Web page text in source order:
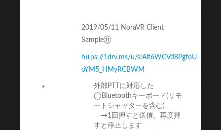
2019/05/11 NoraVR Client
Sample⑪
https://1drv.ms/u/s!Alt6WCVd8PgfoU-
oYM5_HMyRCBWM
外部PTTに対応した
◯Bluetoothキーボード(リモ
ートシャッターを含む)
→1回押すと送信、再度押
すと停止します